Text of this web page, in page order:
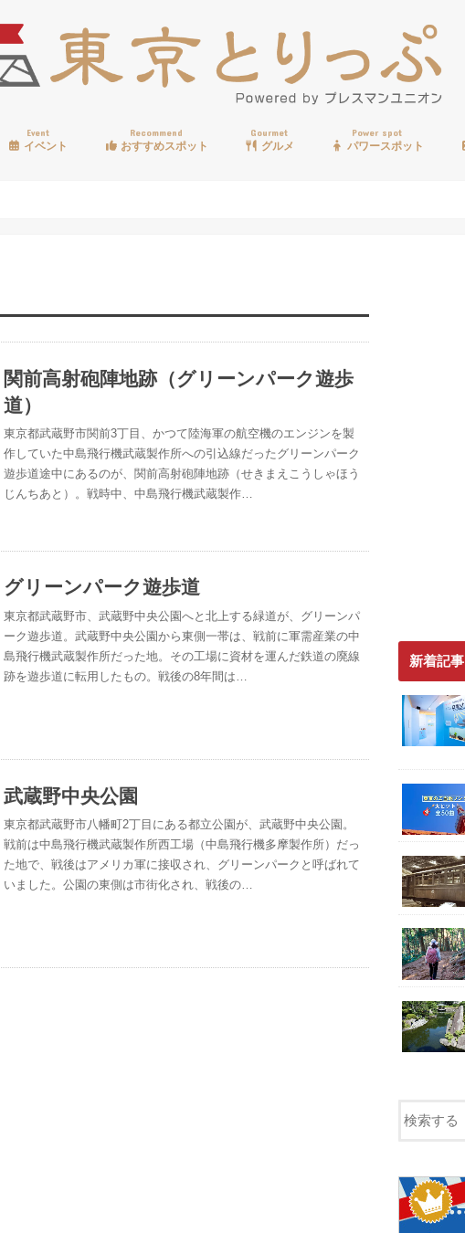
Event
イベント
Recommend
おすすめスポット
Gourmet
グルメ
Power spot
パワースポット
関前高射砲陣地跡（グリーンパーク遊歩
道）
東京都武蔵野市関前3丁目、かつて陸海軍の航空機のエンジンを製
作していた中島飛行機武蔵製作所への引込線だったグリーンパーク
遊歩道途中にあるのが、関前高射砲陣地跡（せきまえこうしゃほう
じんちあと）。戦時中、中島飛行機武蔵製作…
グリーンパーク遊歩道
東京都武蔵野市、武蔵野中央公園へと北上する緑道が、グリーンパ
ーク遊歩道。武蔵野中央公園から東側一帯は、戦前に軍需産業の中
島飛行機武蔵製作所だった地。その工場に資材を運んだ鉄道の廃線
跡を遊歩道に転用したもの。戦後の8年間は…
武蔵野中央公園
東京都武蔵野市八幡町2丁目にある都立公園が、武蔵野中央公園。
戦前は中島飛行機武蔵製作所西工場（中島飛行機多摩製作所）だっ
た地で、戦後はアメリカ軍に接収され、グリーンパークと呼ばれて
いました。公園の東側は市街化され、戦後の…
新着記事